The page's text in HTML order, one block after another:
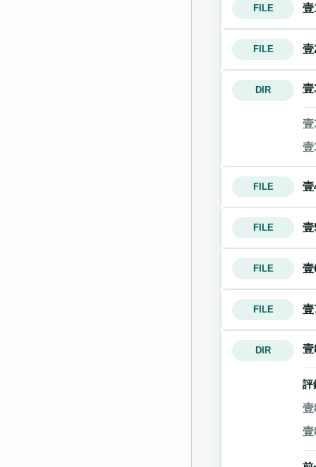
FILE
FILE
DIR
FILE
FILE
FILE
FILE
DIR
評